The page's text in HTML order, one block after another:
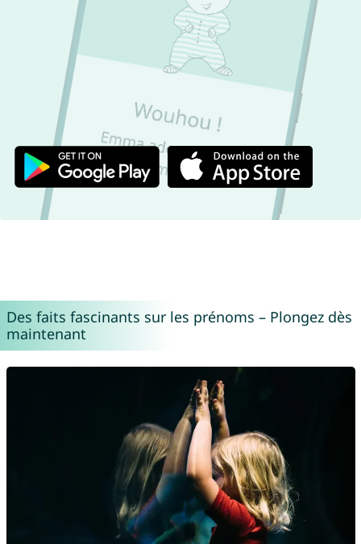
Des faits fascinants sur les prénoms – Plongez dès
maintenant